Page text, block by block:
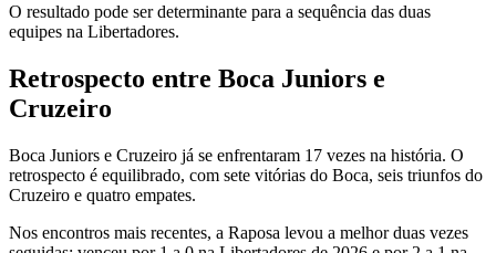
O resultado pode ser determinante para a sequência das duas
equipes na Libertadores.
Retrospecto entre Boca Juniors e
Cruzeiro
Boca Juniors e Cruzeiro já se enfrentaram 17 vezes na história. O
retrospecto é equilibrado, com sete vitórias do Boca, seis triunfos do
Cruzeiro e quatro empates.
Nos encontros mais recentes, a Raposa levou a melhor duas vezes